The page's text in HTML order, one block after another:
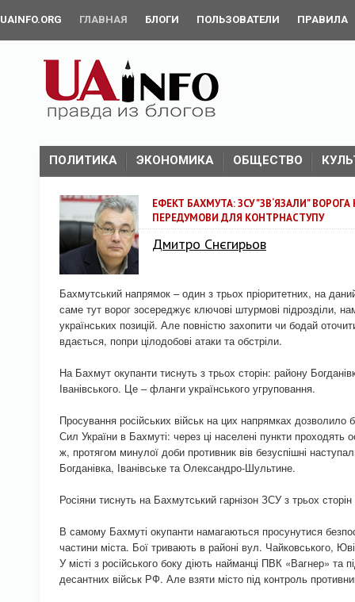
UAINFO.ORG ГЛАВНАЯ БЛОГИ ПОЛЬЗОВАТЕЛИ ПРАВИЛА
ПОЛИТИКА ЭКОНОМИКА ОБЩЕСТВО
ЕФЕКТ БАХМУТА: ЗСУ "ЗВ‘ЯЗАЛИ"
ПЕРЕДУМОВИ ДЛЯ КОНТРНАСТУПУ
Дмитро Снєгирьов
Бахмутський напрямок – один з трьох пріоритетних, на
саме тут ворог зосереджує ключові штурмові підрозділи,
українських позицій. Але повністю захопити чи бодай
вдається, попри цілодобові атаки та обстріли.
На Бахмут окупанти тиснуть з трьох сторін: району
Іванівського. Це – фланги українського угруповання.
Просування російських військ на цих напрямках дозволило
Сил України в Бахмуті: через ці населені пункти проходять
ж, протягом минулої доби противник вів безуспішні
Богданівка, Іванівське та Олександро-Шультине.
Росіяни тиснуть на Бахмутський гарнізон ЗСУ з трьох сторін
В самому Бахмуті окупанти намагаються просунутися
частини міста. Бої тривають в районі вул. Чайковського,
У місті з російського боку діють найманці ПВК «Вагнер» та
десантних військ РФ. Але взяти місто під контроль